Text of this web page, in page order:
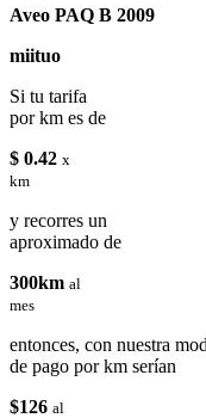
Aveo PAQ B 2009
miituo
Si tu tarifa
por km es de
$ 0.42 x
km
y recorres un
aproximado de
300km al
mes
entonces, con nuestra
de pago por km serían
$126 al